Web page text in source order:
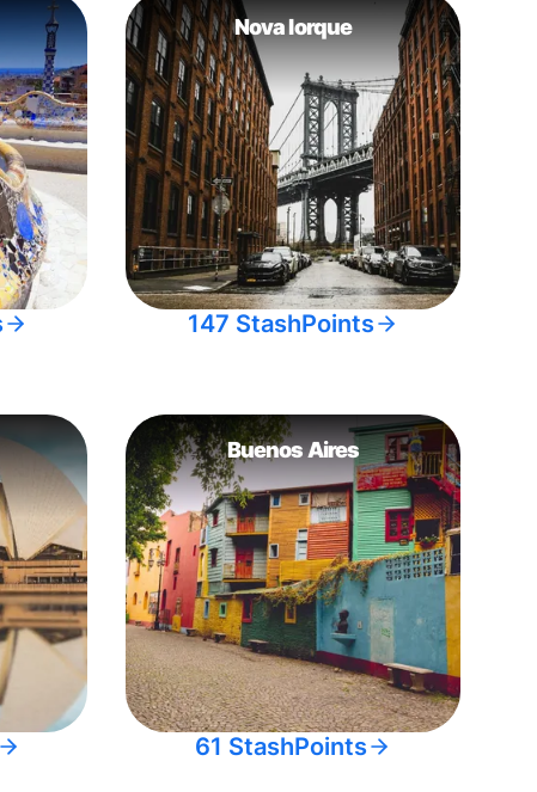
Nova Iorque
147 StashPoints
Buenos Aires
61 StashPoints